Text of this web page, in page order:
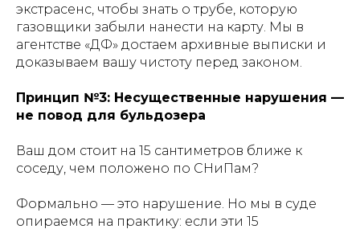
экстрасенс, чтобы знать о трубе, которую
газовщики забыли нанести на карту. Мы в
агентстве «ДФ» достаем архивные выписки и
доказываем вашу чистоту перед законом.
Принцип №3: Несущественные нарушения —
не повод для бульдозера
Ваш дом стоит на 15 сантиметров ближе к
соседу, чем положено по СНиПам?
Формально — это нарушение. Но мы в суде
опираемся на практику: если эти 15